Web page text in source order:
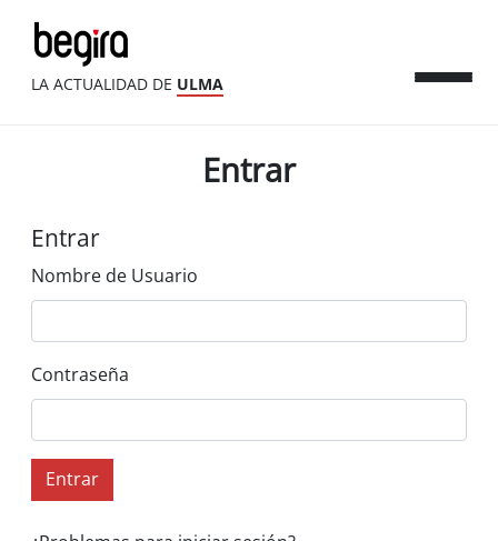
LA ACTUALIDAD DE ULMA
Entrar
Entrar
Nombre de Usuario
Contraseña
Entrar